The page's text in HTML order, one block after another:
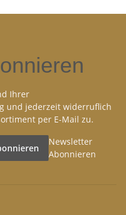
Ihrer
und jederzeit widerruflich
per E-Mail zu.
Newsletter
Abonnieren